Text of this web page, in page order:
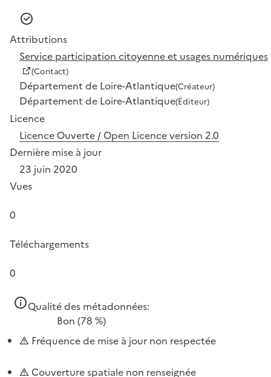
Attributions
Service participation citoyenne et usages numériques
(Contact)
Département de Loire-Atlantique(Créateur)
Département de Loire-Atlantique(Éditeur)
Licence
Licence Ouverte / Open Licence version 2.0
Dernière mise à jour
23 juin 2020
Vues
0
Téléchargements
0
Qualité des métadonnées:
Bon (78 %)
Fréquence de mise à jour non respectée
Couverture spatiale non renseignée